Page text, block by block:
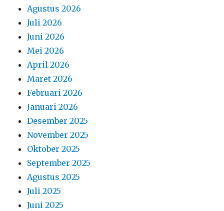
Agustus 2026
Juli 2026
Juni 2026
Mei 2026
April 2026
Maret 2026
Februari 2026
Januari 2026
Desember 2025
November 2025
Oktober 2025
September 2025
Agustus 2025
Juli 2025
Juni 2025